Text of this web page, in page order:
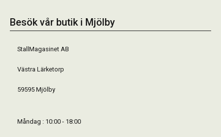
Besök vår butik i Mjölby
StallMagasinet AB
Västra Lärketorp
59595 Mjölby
Måndag : 10:00 - 18:00